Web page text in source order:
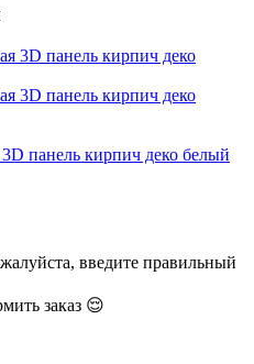
панель кирпич деко белый
введите правильный
заказ 😌